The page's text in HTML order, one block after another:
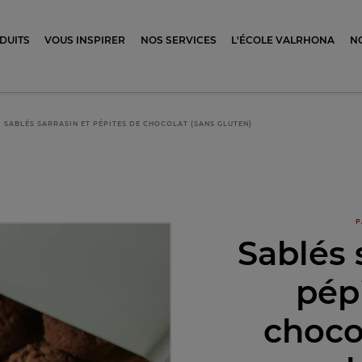
VOUS INSPIRER NOS SERVICES L'ÉCOLE VALRHONA
SABLÉS SARRASIN ET PÉPITES DE CHOCOLAT (SANS GLUTEN)
Sablés